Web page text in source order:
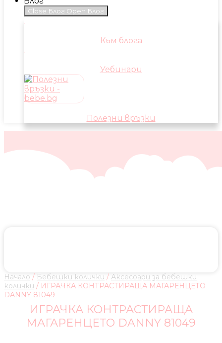
Close Блог Open Блог
Към блога
Уебинари
Полезни връзки
Начало / Бебешки колички / Аксесоари за бебешки
колички / ИГРАЧКА КОНТРАСТИРАЩА МАГАРЕНЦЕТО
DANNY 81049
ИГРАЧКА КОНТРАСТИРАЩА
МАГАРЕНЦЕТО DANNY 81049